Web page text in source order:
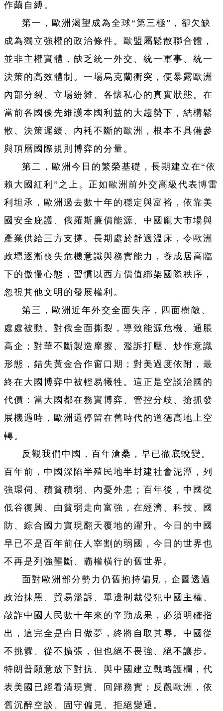
作繭自縛。
第一，歐洲渴望成為全球“第三極”，卻欠缺
成為獨立強權的政治條件。歐盟屬鬆散聯合體，
並非主權實體，缺乏統一外交、統一軍事、統一
決策的高效體制。一場烏克蘭衝突，便暴露歐洲
內部分裂、立場紛雜、各懷私心的真實狀態。在
當前各國優先維護本國利益的大趨勢下，結構鬆
散、決策遲緩、內耗不斷的歐洲，根本不具備參
與頂層國際規則博弈的分量。
第二，歐洲今日的繁榮基礎，長期建立在“依
賴大國紅利”之上。正如歐洲前外交高級代表博雷
利坦承，歐洲過去數十年的穩定與富裕，依靠美
國安全庇護、俄羅斯廉價能源、中國龐大市場與
產業供給三方支撐。長期處於舒適溫床，令歐洲
政壇逐漸喪失危機意識與務實能力，養成居高臨
下的傲慢心態，習慣以西方價值綁架國際秩序，
忽視其他文明的發展權利。
第三，歐洲近年外交全面失序，四面樹敵、
處處被動。對俄全面撕裂，導致能源危機、通脹
高企；對華不斷製造摩擦、濫訴打壓、炒作意識
形態，錯失黃金合作窗口期；對美過度依附，最
終在大國博弈中被輕易犧牲。這正是空談治國的
代價：當大國都在務實博弈、管控分歧、搶抓發
展機遇時，歐洲還停留在舊時代的道德高地上空
轉。
反觀我們中國，百年滄桑，早已徹底蛻變。
百年前，中國深陷半殖民地半封建社會泥潭，列
強環伺、積貧積弱、內憂外患；百年後，中國從
低谷復興、由貧弱走向富強，在經濟、科技、國
防、綜合國力實現翻天覆地的躍升。今日的中國
早已不是百年前任人宰割的弱國，今日的世界也
不再是列強壟斷、霸權橫行的舊世界。
面對歐洲部分勢力仍舊抱持偏見，企圖透過
政治抹黑、貿易濫訴、單邊制裁侵犯中國主權、
敲詐中國人民數十年來的辛勤成果，必須明確指
出，這完全是白日做夢，終將自取其辱。中國從
不挑釁、從不擴張，但也絕不畏強、絕不讓步。
特朗普願意放下對抗、與中國建立戰略護欄，代
表美國已經看清現實、回歸務實；反觀歐洲，依
舊沉醉空談、固守偏見、拒絕變通。